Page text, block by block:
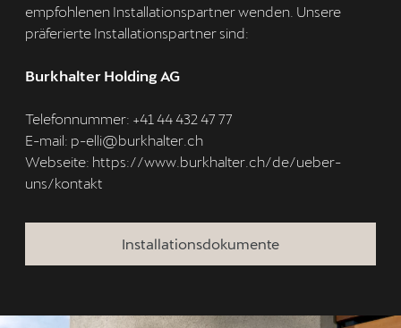
empfohlenen Installationspartner wenden. Unsere
präferierte Installationspartner sind:
Burkhalter Holding AG
Telefonnummer: +41 44 432 47 77
E-mail: p-elli@burkhalter.ch
Webseite: https://www.burkhalter.ch/de/ueber-
uns/kontakt
Installationsdokumente